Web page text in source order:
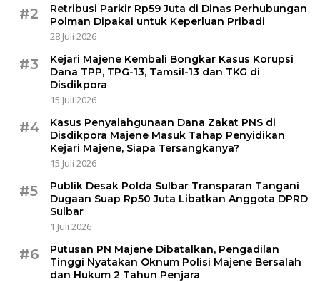
#2
Retribusi Parkir Rp59 Juta di Dinas Perhubungan
Polman Dipakai untuk Keperluan Pribadi
28 Juli 2026
#3
Kejari Majene Kembali Bongkar Kasus Korupsi
Dana TPP, TPG-13, Tamsil-13 dan TKG di
Disdikpora
15 Juli 2026
#4
Kasus Penyalahgunaan Dana Zakat PNS di
Disdikpora Majene Masuk Tahap Penyidikan
Kejari Majene, Siapa Tersangkanya?
15 Juli 2026
#5
Publik Desak Polda Sulbar Transparan Tangani
Dugaan Suap Rp50 Juta Libatkan Anggota DPRD
Sulbar
1 Juli 2026
#6
Putusan PN Majene Dibatalkan, Pengadilan
Tinggi Nyatakan Oknum Polisi Majene Bersalah
dan Hukum 2 Tahun Penjara